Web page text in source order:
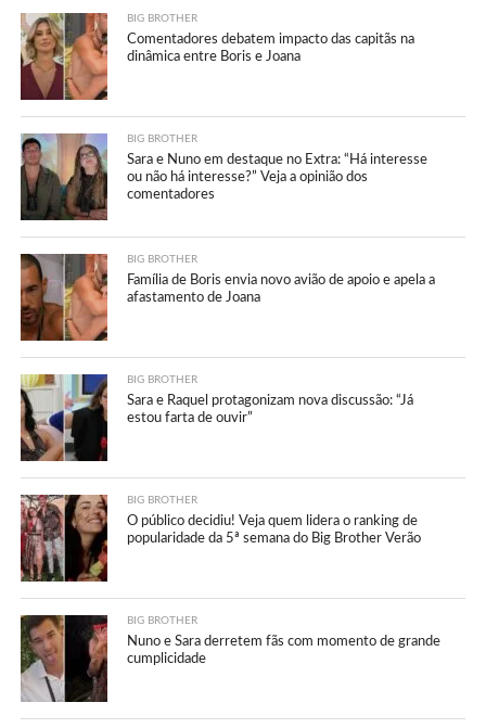
BIG BROTHER
Comentadores debatem impacto das capitãs na
dinâmica entre Boris e Joana
BIG BROTHER
Sara e Nuno em destaque no Extra: “Há interesse
ou não há interesse?” Veja a opinião dos
comentadores
BIG BROTHER
Família de Boris envia novo avião de apoio e apela a
afastamento de Joana
BIG BROTHER
Sara e Raquel protagonizam nova discussão: “Já
estou farta de ouvir”
BIG BROTHER
O público decidiu! Veja quem lidera o ranking de
popularidade da 5ª semana do Big Brother Verão
BIG BROTHER
Nuno e Sara derretem fãs com momento de grande
cumplicidade